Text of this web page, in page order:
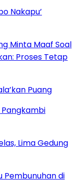
Nakapu’
Minta Maaf Soal
Proses Tetap
Puang
Pangkambi
Lima Gedung
Pembunuhan di